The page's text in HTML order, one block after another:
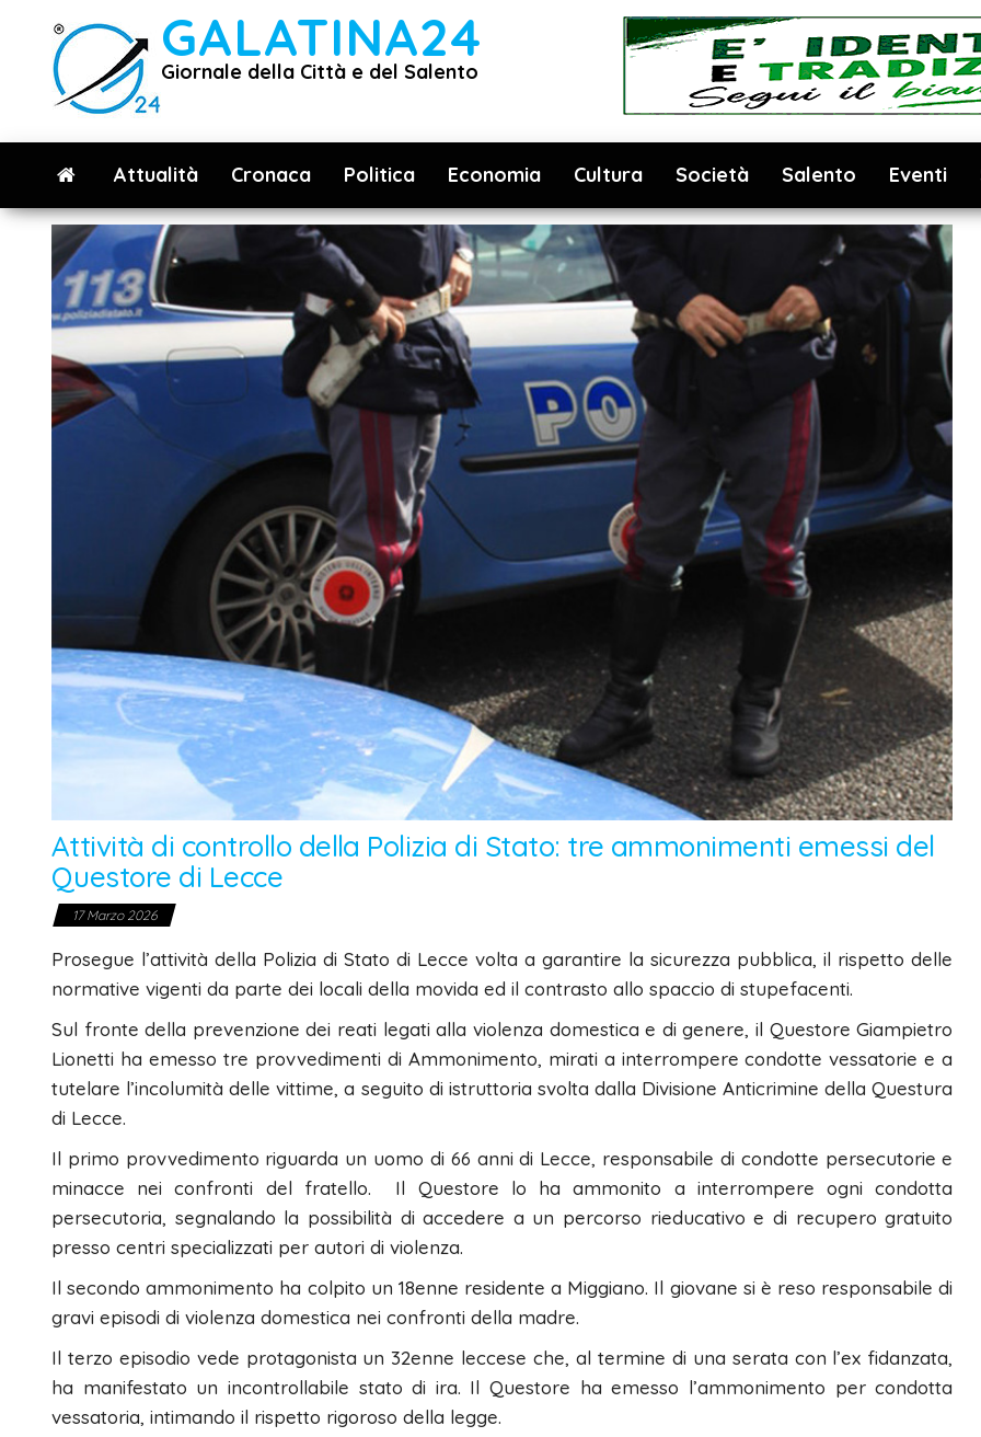
contenuto
GALATINA24
Giornale della Città e del Salento
Attualità Cronaca Politica Economia Cultura Società Salento Eventi
Attività di controllo della Polizia di Stato: tre ammonimenti emessi del
Questore di Lecce
17 Marzo 2026
Prosegue l’attività della Polizia di Stato di Lecce volta a garantire la sicurezza pubblica, il rispetto delle
normative vigenti da parte dei locali della movida ed il contrasto allo spaccio di stupefacenti.
​Sul fronte della prevenzione dei reati legati alla violenza domestica e di genere, il Questore Giampietro
Lionetti ha emesso tre provvedimenti di Ammonimento, mirati a interrompere condotte vessatorie e a
tutelare l’incolumità delle vittime, a seguito di istruttoria svolta dalla Divisione Anticrimine della Questura
di Lecce.
​Il primo provvedimento riguarda un uomo di 66 anni di Lecce, responsabile di condotte persecutorie e
minacce nei confronti del fratello. Il Questore lo ha ammonito a interrompere ogni condotta
persecutoria, segnalando la possibilità di accedere a un percorso rieducativo e di recupero gratuito
presso centri specializzati per autori di violenza.
​Il secondo ammonimento ha colpito un 18enne residente a Miggiano. Il giovane si è reso responsabile di
gravi episodi di violenza domestica nei confronti della madre.
​Il terzo episodio vede protagonista un 32enne leccese che, al termine di una serata con l’ex fidanzata,
ha manifestato un incontrollabile stato di ira. Il Questore ha emesso l’ammonimento per condotta
vessatoria, intimando il rispetto rigoroso della legge.